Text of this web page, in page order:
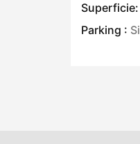
Superficie:
Parking : Si